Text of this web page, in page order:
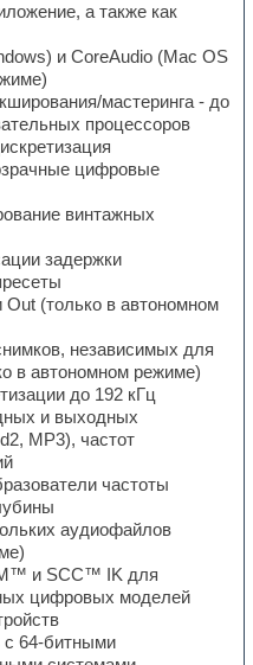
а также как
и CoreAudio (Mac OS
мастеринга - до
процессоров
цифровые
винтажных
задержки
(только в автономном
независимых для
в автономном режиме)
до 192 кГц
и выходных
MP3), частот
частоты
аудиофайлов
и SCC™ IK для
цифровых моделей
с 64-битными